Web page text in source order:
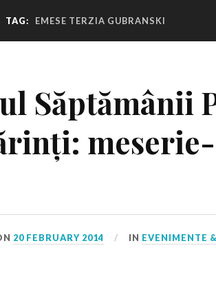
TAG: EMESE TERZIA GUBRANSKI
Săptămânii
20 FEBRUARY 2014 IN EVENIMENTE